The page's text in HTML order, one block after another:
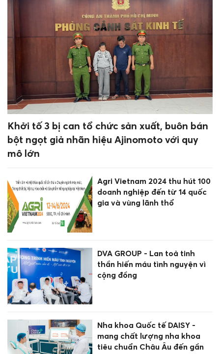
Khởi tố 3 bị can tổ chức sản xuất, buôn bán
bột ngọt giả nhãn hiệu Ajinomoto với quy
mô lớn
Agri Vietnam 2024 thu hút 100
doanh nghiệp đến từ 14 quốc
gia và vùng lãnh thổ
DVA GROUP - Lan toả tinh
thần hiến máu tình nguyện vì
cộng đồng
Nha khoa Quốc tế DAISY -
mang chất lượng nha khoa
tiêu chuẩn Châu Âu đến gần